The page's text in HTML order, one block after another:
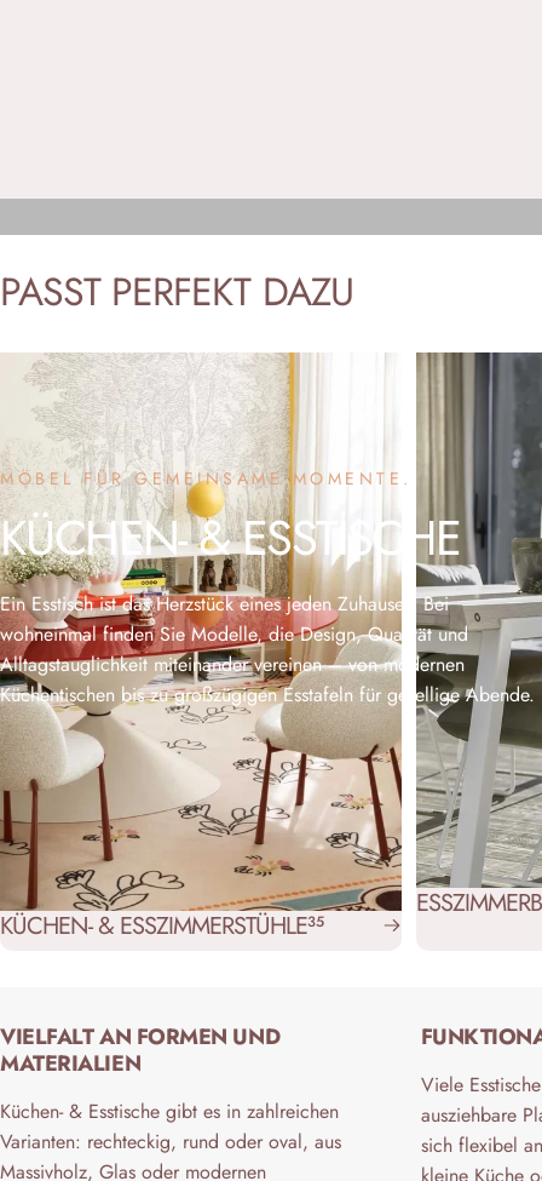
MÖBEL FÜR GEMEINSAME MOMENTE.
KÜCHEN-&ESSTISCHE
Ein Esstisch ist das Herzstück eines jeden Zuhauses. Bei
wohneinmal finden Sie Modelle, die Design, Qualität und
Alltagstauglichkeit miteinander vereinen – von modernen
Küchentischen bis zu großzügigen Esstafeln für gesellige Abende.
PASST PERFEKT DAZU
KÜCHEN- & ESSZIMMERSTÜHLE35
VIELFALT AN FORMEN UND
MATERIALIEN
Küchen- & Esstische gibt es in zahlreichen
Varianten: rechteckig, rund oder oval, aus
Massivholz, Glas oder modernen
Viele
ausziehbare
sich flexibel